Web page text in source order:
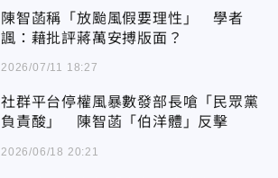
陳智菡稱「放颱風假要理性」 學者
諷：藉批評蔣萬安搏版面？
2026/07/11 18:27
社群平台停權風暴數發部長嗆「民眾黨
負責酸」 陳智菡「伯洋體」反擊
2026/06/18 20:21